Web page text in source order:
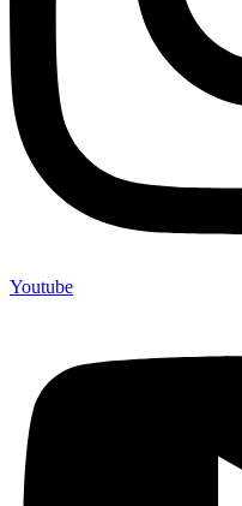
Youtube